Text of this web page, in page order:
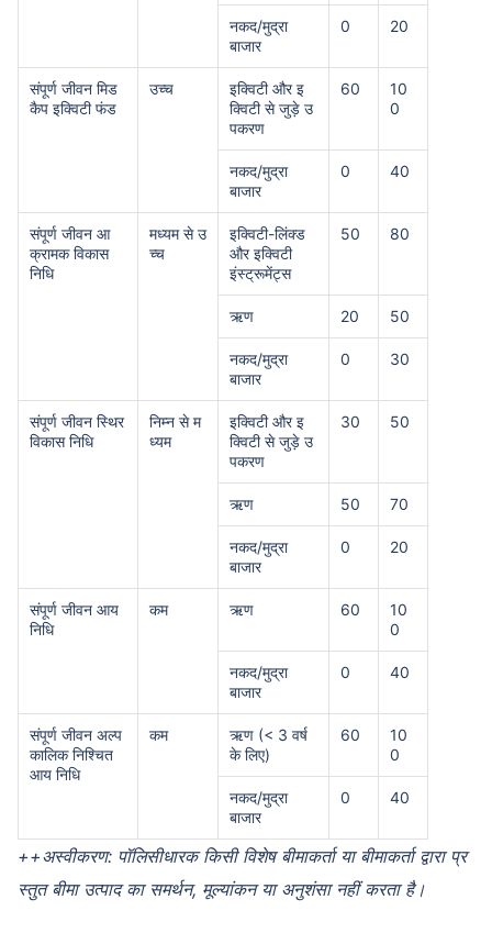
नकद/मुद्रा
बाजार
0 20
संपूर्ण जीवन मिड
कैप इक्विटी फंड
उच्च
इक्विटी और इ
क्विटी से जुड़े उ
पकरण
60
10
0
नकद/मुद्रा
बाजार
0 40
संपूर्ण जीवन आ
क्रामक विकास
निधि
मध्यम से उ
च्च
इक्विटी-लिंक्ड
और इक्विटी
इंस्ट्रूमेंट्स
50 80
ऋण 20 50
नकद/मुद्रा
बाजार
0 30
संपूर्ण जीवन स्थिर
विकास निधि
निम्न से म
ध्यम
इक्विटी और इ
क्विटी से जुड़े उ
पकरण
30 50
ऋण 50 70
नकद/मुद्रा
बाजार
0 20
संपूर्ण जीवन आय
निधि
कम ऋण 60
10
0
नकद/मुद्रा
बाजार
0 40
संपूर्ण जीवन अल्प
कालिक निश्चित
आय निधि
कम
ऋण (< 3 वर्ष
के लिए)
60
10
0
नकद/मुद्रा
बाजार
0 40
++अस्वीकरण: पॉलिसीधारक किसी विशेष बीमाकर्ता या बीमाकर्ता द्वारा प्र
स्तुत बीमा उत्पाद का समर्थन, मूल्यांकन या अनुशंसा नहीं करता है।